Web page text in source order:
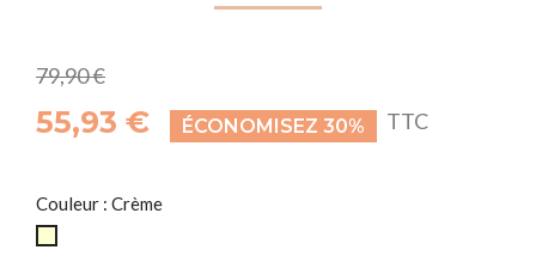
79,90 €
55,93 € ÉCONOMISEZ 30% TTC
Couleur : Crème